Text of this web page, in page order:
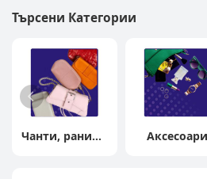
Търсени Категории
Чанти, раници
Аксесоари